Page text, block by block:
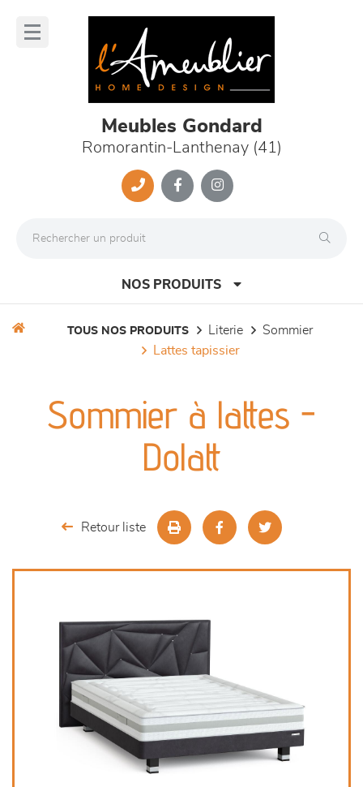
Meubles Gondard
Romorantin-Lanthenay (41)
NOS PRODUITS
séjours
meubles de complément
TOUS NOS PRODUITS literie
sommier
lattes tapissier
Sommier à lattes -
Dolatt
Retour liste